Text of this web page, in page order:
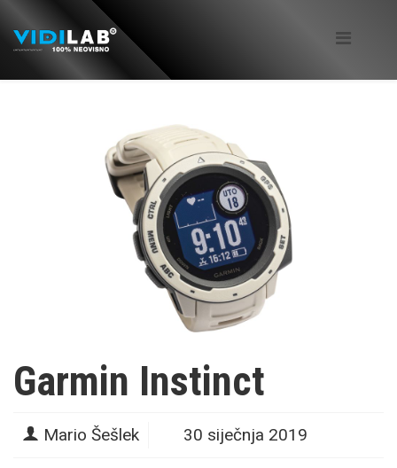
Garmin Instinct
Mario Šešlek 30 siječnja 2019